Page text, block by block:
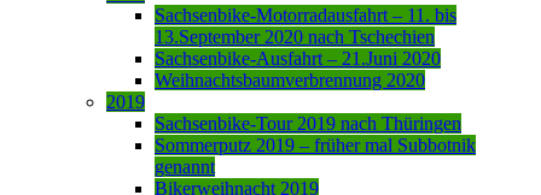
Sachsenbike-Motorradausfahrt – 11. bis
13.September 2020 nach Tschechien
Sachsenbike-Ausfahrt – 21.Juni 2020
Weihnachtsbaumverbrennung 2020
2019
Sachsenbike-Tour 2019 nach Thüringen
Sommerputz 2019 – früher mal Subbotnik
genannt
Bikerweihnacht 2019